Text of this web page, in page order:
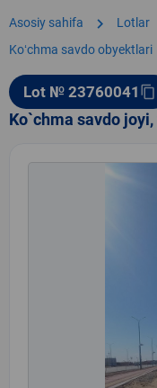
Asosiy sahifa chevron_right Lotlar
Koʻchma savdo obyektlari
Lot № 23760041 content_copy
Ko`chma savdo